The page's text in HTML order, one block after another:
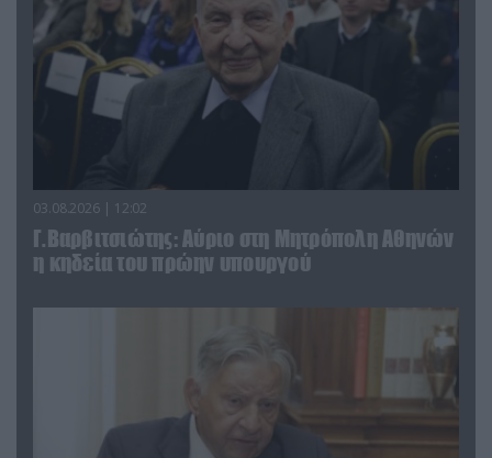
03.08.2026 | 12:02
Γ.Βαρβιτσιώτης: Aύριο στη Μητρόπολη Αθηνών
η κηδεία του πρώην υπουργού